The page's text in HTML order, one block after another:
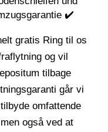
✔️
gratis Ring til os
og vil
tilbage
går vi
omfattende
også ved at